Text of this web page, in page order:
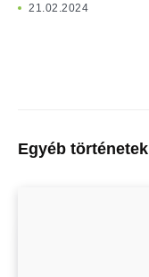
21.02.2024
Egyéb történetek